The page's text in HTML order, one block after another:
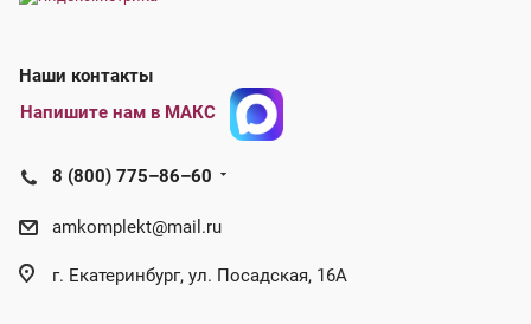
Наши контакты
Напишите нам в МАКС
8 (800) 775–86–60
amkomplekt@mail.ru
г. Екатеринбург, ул. Посадская, 16А